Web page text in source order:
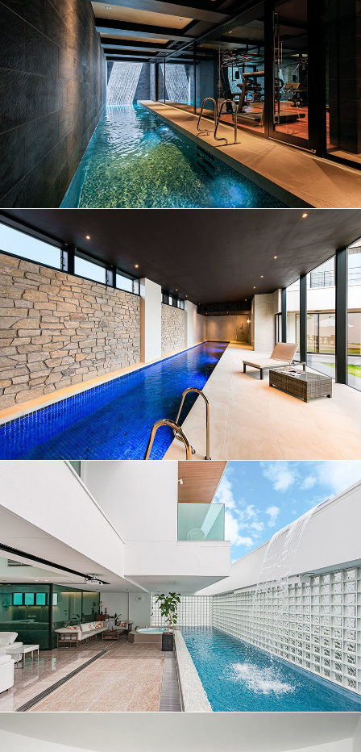
No.020 プール
No.019 プール
No.018 プール